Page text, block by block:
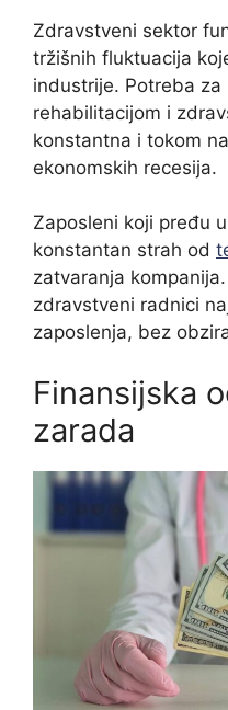
Zdravstveni sektor
tržišnih fluktuacija
industrije. Potreba
rehabilitacijom i
konstantna i tokom
ekonomskih recesija.
Zaposleni koji pređu
konstantan strah od
zatvaranja
zdravstveni radnici
zaposlenja, bez
Finansijska
zarada